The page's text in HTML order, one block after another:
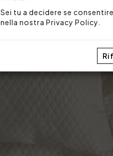
Sei tu a decidere se
nella nostra Privacy Policy